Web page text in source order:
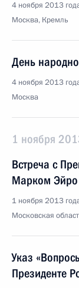
4 ноября 2013
Москва, Кремль
День
4 ноября 2013
Москва
1 ноября
Встреча с
Марком Эйро
1 ноября 2013
Московская
Указ
Президенте